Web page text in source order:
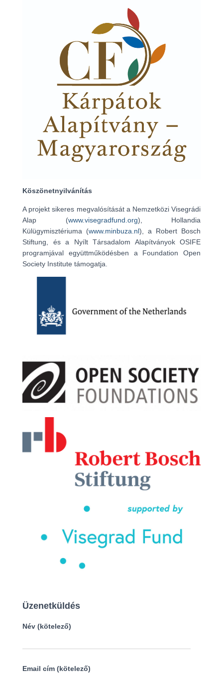
Köszönetnyilvánítás
A projekt sikeres megvalósítását a Nemzetközi Visegrádi
Alap (www.visegradfund.org), Hollandia
Külügymisztériuma (www.minbuza.nl), a Robert Bosch
Stiftung, és a Nyílt Társadalom Alapítványok OSIFE
programjával együttműködésben a Foundation Open
Society Institute támogatja.
Üzenetküldés
Név (kötelező)
Email cím (kötelező)